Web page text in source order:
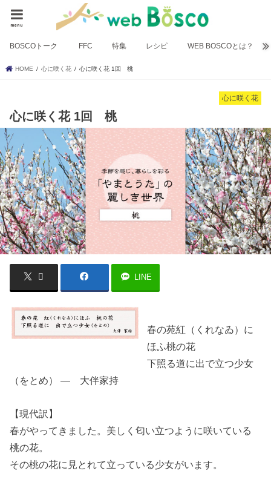
menu
BOSCOトーク FFC 特集 レシピ WEB BOSCOとは？
HOME 心に咲く花 心に咲く花 1回 桃
心に咲く花
心に咲く花 1回 桃
LINE
春の苑紅（くれなゐ）に
ほふ桃の花
下照る道に出で立つ少女
（をとめ） ― 大伴家持
【現代訳】
春がやってきました。美しく匂い立つように咲いている
桃の花。
その桃の花に見とれて立っている少女がいます。